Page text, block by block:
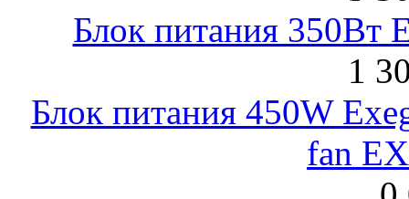
Блок питания 350Вт
1
Блок питания 450W
fan